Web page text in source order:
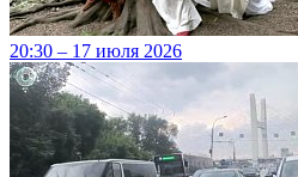
20:30 – 17 июля 2026